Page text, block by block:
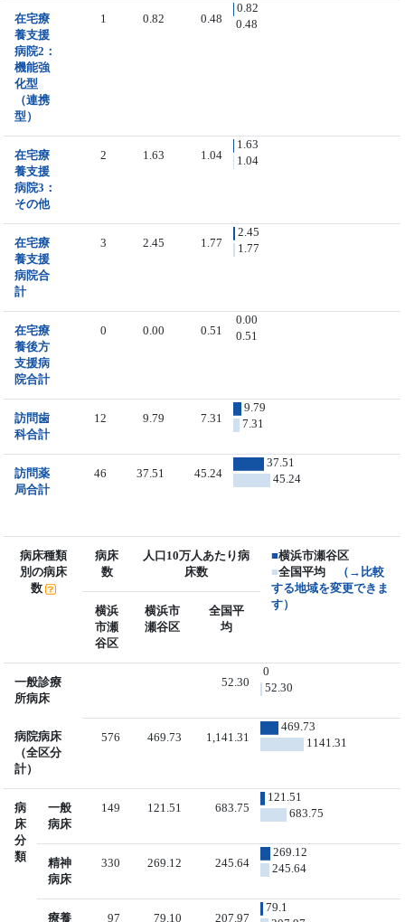
在宅療
養支援
病院2：
機能強
化型
（連携
型）
1 0.82 0.48
0.82
0.48
在宅療
養支援
病院3：
その他
2 1.63 1.04
1.63
1.04
在宅療
養支援
病院合
計
3 2.45 1.77
2.45
1.77
在宅療
養後方
支援病
院合計
0 0.00 0.51
0.00
0.51
訪問歯
科合計
12 9.79 7.31
9.79
7.31
訪問薬
局合計
46 37.51 45.24
37.51
45.24
病床種類
別の病床
数
病床
数
人口10万人あたり病
床数
■横浜市瀬谷区
■全国平均
（→比較
する地域を変更できま
す）
横浜
市瀬
谷区
横浜市
瀬谷区
全国平
均
一般診療
所病床
52.30
0
52.30
病院病床
（全区分
計）
576 469.73 1,141.31
469.73
1141.31
病
床
分
類
一般
病床
149 121.51 683.75
121.51
683.75
精神
病床
330 269.12 245.64
269.12
245.64
療養 97 79.10 207.97
79.1